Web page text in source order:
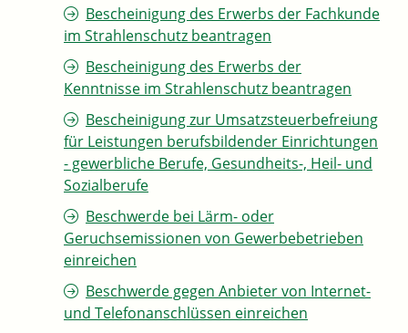
Bescheinigung des Erwerbs der Fachkunde
im Strahlenschutz beantragen
Bescheinigung des Erwerbs der
Kenntnisse im Strahlenschutz beantragen
Bescheinigung zur Umsatzsteuerbefreiung
für Leistungen berufsbildender Einrichtungen
- gewerbliche Berufe, Gesundheits-, Heil- und
Sozialberufe
Beschwerde bei Lärm- oder
Geruchsemissionen von Gewerbebetrieben
einreichen
Beschwerde gegen Anbieter von Internet-
und Telefonanschlüssen einreichen